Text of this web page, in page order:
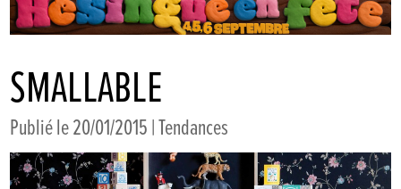
SMALLABLE
Publié le 20/01/2015 |Tendances